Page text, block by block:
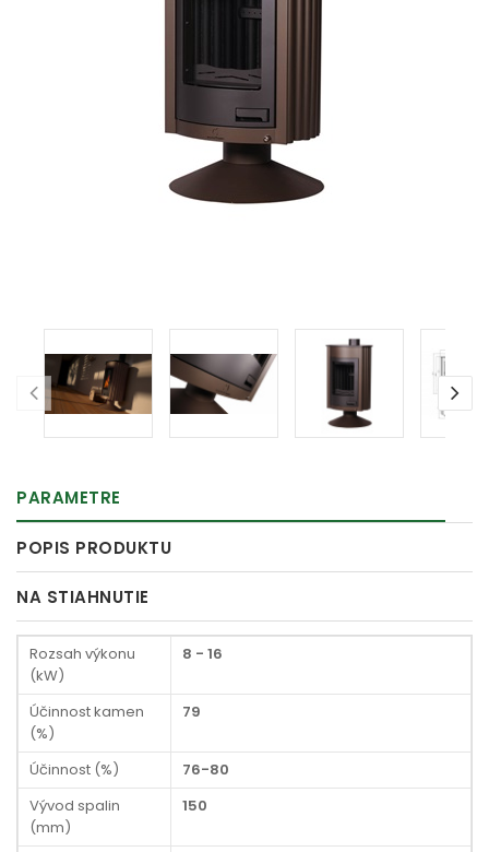
PARAMETRE
POPIS PRODUKTU
NA STIAHNUTIE
Rozsah výkonu
(kW)
8 - 16
Účinnost kamen
(%)
79
Účinnost (%)
76-80
Vývod spalin
(mm)
150